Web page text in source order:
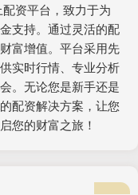
资平台，致力于为
支持。通过灵活的配
富增值。平台采用先
实时行情、专业分析
。无论您是新手还是
配资解决方案，让您
您的财富之旅！